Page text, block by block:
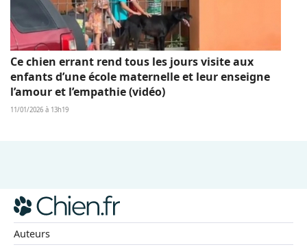
Ce chien errant rend tous les jours visite aux
enfants d’une école maternelle et leur enseigne
l’amour et l’empathie (vidéo)
11/01/2026 à 13h19
Auteurs